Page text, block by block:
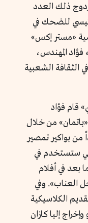
ذلك العدد
للضحك في
«مستر إكس»
المهندس،
الثقافة الشعبية
قام فؤاد
من خلال
بواكير تمصير
ستستخدم في
بعد في أفلام
العناب». وفي
الكلاسيكية
إليا كازان